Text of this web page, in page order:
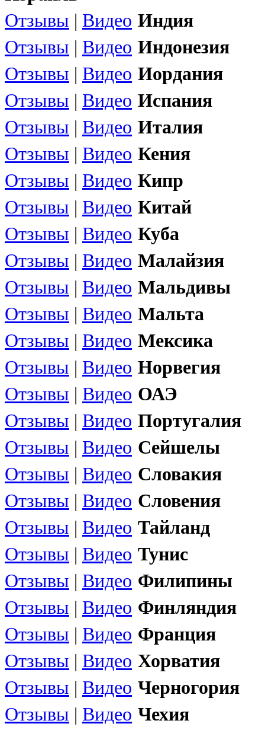
Отзывы | Видео Индия
Отзывы | Видео Индонезия
Отзывы | Видео Иордания
Отзывы | Видео Испания
Отзывы | Видео Италия
Отзывы | Видео Кения
Отзывы | Видео Кипр
Отзывы | Видео Китай
Отзывы | Видео Куба
Отзывы | Видео Малайзия
Отзывы | Видео Мальдивы
Отзывы | Видео Мальта
Отзывы | Видео Мексика
Отзывы | Видео Норвегия
Отзывы | Видео ОАЭ
Отзывы | Видео Португалия
Отзывы | Видео Сейшелы
Отзывы | Видео Словакия
Отзывы | Видео Словения
Отзывы | Видео Тайланд
Отзывы | Видео Тунис
Отзывы | Видео Филипины
Отзывы | Видео Финляндия
Отзывы | Видео Франция
Отзывы | Видео Хорватия
Отзывы | Видео Черногория
Отзывы | Видео Чехия